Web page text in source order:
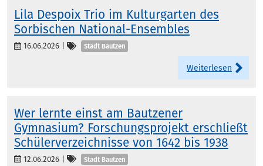
Lila Despoix Trio im Kulturgarten des
Sorbischen National-Ensembles
16.06.2026 Kategorien
Stadt Bautzen
Weiterlesen
Wer lernte einst am Bautzener
Gymnasium? Forschungsprojekt erschließt
Schülerverzeichnisse von 1642 bis 1938
12.06.2026 Kategorien
Stadt Bautzen